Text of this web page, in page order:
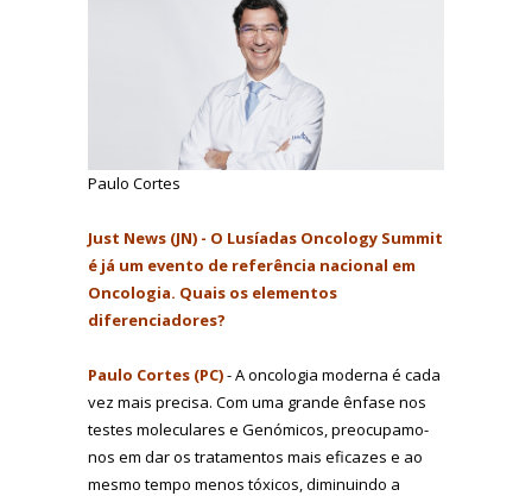
Paulo Cortes
Just News (JN) - O Lusíadas Oncology Summit
é já um evento de referência nacional em
Oncologia. Quais os elementos
diferenciadores?
Paulo Cortes (PC)- A oncologia moderna é cada
vez mais precisa. Com uma grande ênfase nos
testes moleculares e Genómicos, preocupamo-
nos em dar os tratamentos mais eficazes e ao
mesmo tempo menos tóxicos, diminuindo a